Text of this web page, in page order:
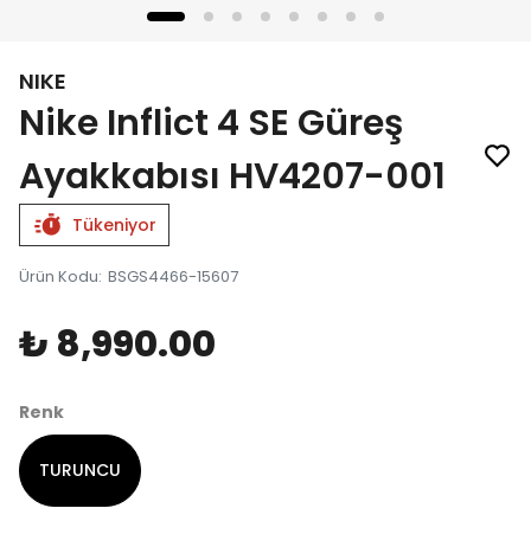
NIKE
Nike Inflict 4 SE Güreş
Ayakkabısı HV4207-001
Tükeniyor
Ürün Kodu: BSGS4466-15607
₺ 8,990.00
Renk
TURUNCU